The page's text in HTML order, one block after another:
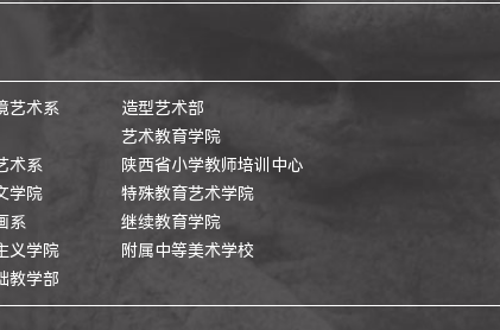
艺术系
术系
学院
系
义学院
教学部
造型艺术部
艺术教育学院
陕西省小学教师培训中心
特殊教育艺术学院
继续教育学院
附属中等美术学校